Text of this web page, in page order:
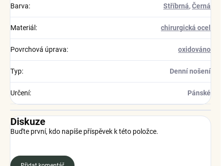
Barva: Stříbrná,Černá
Materiál : chirurgická ocel
Povrchová úprava: oxidováno
Typ: Denní nošení
Určení: Pánské
Diskuze
Buďte první, kdo napíše příspěvek k této položce.